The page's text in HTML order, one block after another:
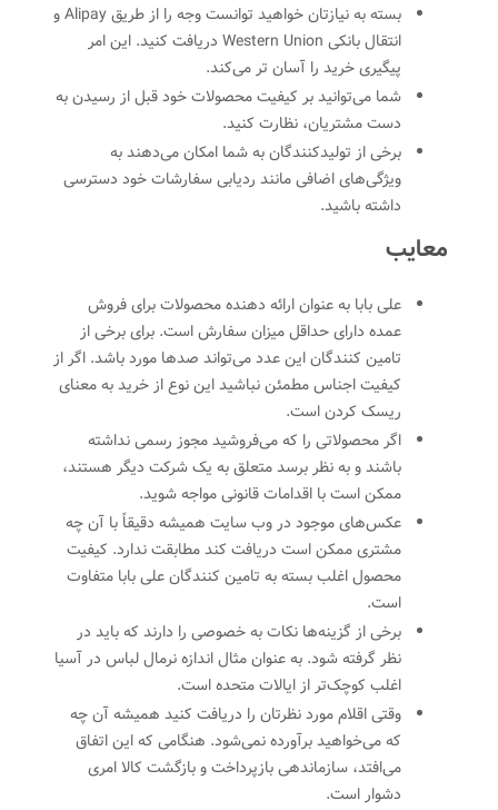
بسته به نیازتان خواهید توانست وجه را از طریق Alipay و
انتقال بانکی Western Union دریافت کنید. این امر
پیگیری خرید را آسان تر می‌کند.
شما می‌توانید بر کیفیت محصولات خود قبل از رسیدن به
دست مشتریان، نظارت کنید.
برخی از تولیدکنندگان به شما امکان می‌دهند به
ویژگی‌های اضافی مانند ردیابی سفارشات خود دسترسی
داشته باشید.
معایب
علی بابا به عنوان ارائه دهنده محصولات برای فروش
عمده دارای حداقل میزان سفارش است. برای برخی از
تامین کنندگان این عدد می‌تواند صدها مورد باشد. اگر از
کیفیت اجناس مطمئن نباشید این نوع از خرید به معنای
ریسک کردن است.
اگر محصولاتی را که می‌فروشید مجوز رسمی نداشته
باشند و به نظر برسد متعلق به یک شرکت دیگر هستند،
ممکن است با اقدامات قانونی مواجه شوید.
عکس‌های موجود در وب سایت همیشه دقیقاً با آن چه
مشتری ممکن است دریافت کند مطابقت ندارد. کیفیت
محصول اغلب بسته به تامین کنندگان علی بابا متفاوت
است.
برخی از گزینه‌ها نکات به خصوصی را دارند که باید در
نظر گرفته شود. به عنوان مثال اندازه نرمال لباس در آسیا
اغلب کوچک‌تر از ایالات متحده است.
وقتی اقلام مورد نظرتان را دریافت کنید همیشه آن چه
که می‌خواهید برآورده نمی‌شود. هنگامی که این اتفاق
می‌افتد، سازماندهی بازپرداخت و بازگشت کالا امری
دشوار است.